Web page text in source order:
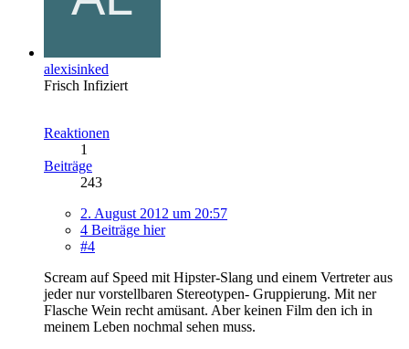
alexisinked
Frisch Infiziert
Reaktionen
1
Beiträge
243
2. August 2012 um 20:57
4 Beiträge hier
#4
Scream auf Speed mit Hipster-Slang und einem Vertreter aus
jeder nur vorstellbaren Stereotypen- Gruppierung. Mit ner
Flasche Wein recht amüsant. Aber keinen Film den ich in
meinem Leben nochmal sehen muss.